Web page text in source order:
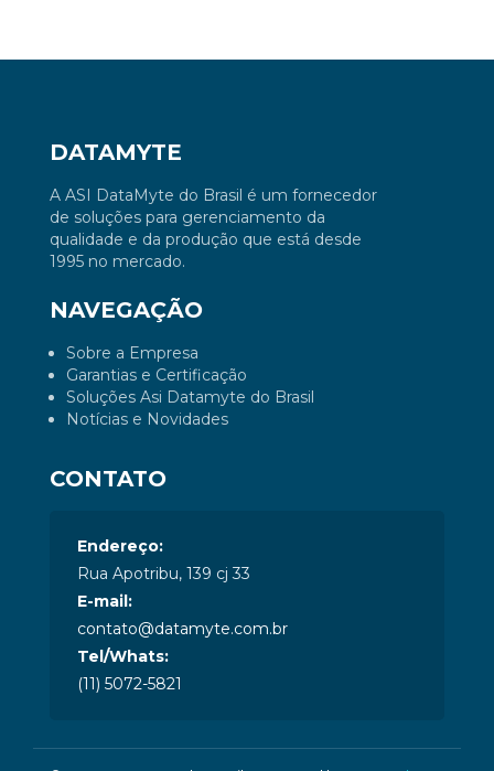
DATAMYTE
A ASI DataMyte do Brasil é um fornecedor
de soluções para gerenciamento da
qualidade e da produção que está desde
1995 no mercado.
NAVEGAÇÃO
Sobre a Empresa
Garantias e Certificação
Soluções Asi Datamyte do Brasil
Notícias e Novidades
CONTATO
Endereço:
Rua Apotribu, 139 cj 33
E-mail:
contato@datamyte.com.br
Tel/Whats:
(11) 5072-5821